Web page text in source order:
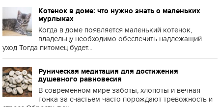
Котенок в доме: что нужно знать о маленьких
мурлыках
Когда в доме появляется маленький котенок,
владельцу необходимо обеспечить надлежащий
уход Тогда питомец будет...
Руническая медитация для достижения
душевного равновесия
В современном мире заботы, хлопоты и вечная
гонка за счастьем часто порождают тревожность и